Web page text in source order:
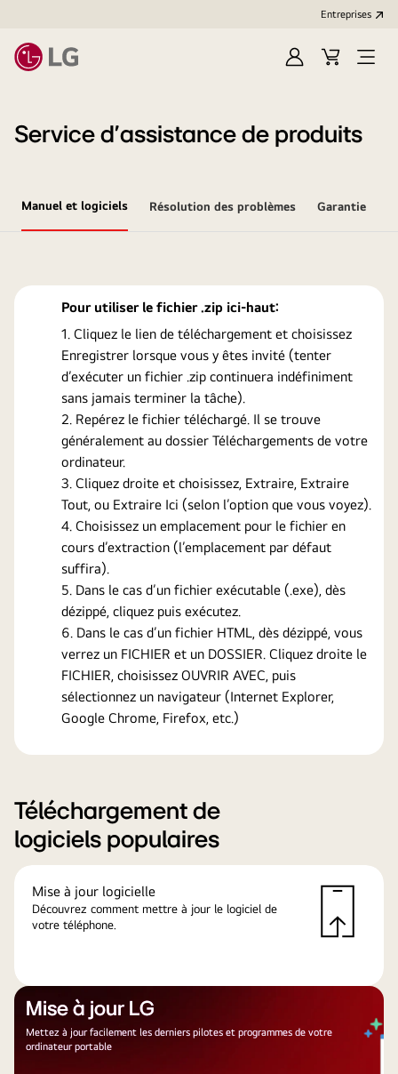
Entreprises​
OuvrirCart
Open
Service d’assistance de produits
Manuel et logiciels Résolution des problèmes Garantie
Pour utiliser le fichier .zip ici-haut:
Cliquez le lien de téléchargement et choisissez
Enregistrer lorsque vous y êtes invité (tenter
d’exécuter un fichier .zip continuera indéfiniment
sans jamais terminer la tâche).
Repérez le fichier téléchargé. Il se trouve
généralement au dossier Téléchargements de votre
ordinateur.
Cliquez droite et choisissez, Extraire, Extraire
Tout, ou Extraire Ici (selon l’option que vous voyez).
Choisissez un emplacement pour le fichier en
cours d’extraction (l’emplacement par défaut
suffira).
Dans le cas d’un fichier exécutable (.exe), dès
dézippé, cliquez puis exécutez.
Dans le cas d’un fichier HTML, dès dézippé, vous
verrez un FICHIER et un DOSSIER. Cliquez droite le
FICHIER, choisissez OUVRIR AVEC, puis
sélectionnez un navigateur (Internet Explorer,
Google Chrome, Firefox, etc.)
Téléchargement de
logiciels populaires
Mise à jour logicielle
Découvrez comment mettre à jour le logiciel de
votre téléphone.
Mise à jour LG
Mettez à jour facilement les derniers pilotes et programmes de votre
ordinateur portable